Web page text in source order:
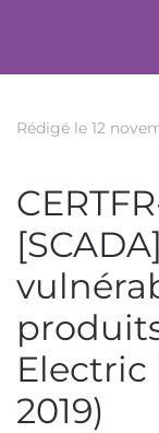
Rédigé le 12
Electric
2019)